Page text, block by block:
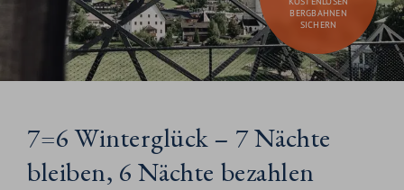
BERGBAHNEN
SICHERN
7=6 Winterglück – 7 Nächte
bleiben, 6 Nächte bezahlen